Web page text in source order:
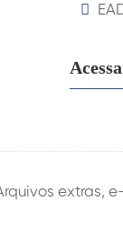
extras,